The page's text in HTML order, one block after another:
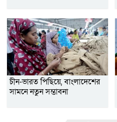
চীন-ভারত পিছিয়ে, বাংলাদেশের
সামনে নতুন সম্ভাবনা